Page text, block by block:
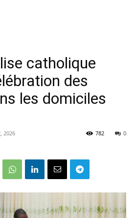
catholique
des
les domiciles
2026 0
782